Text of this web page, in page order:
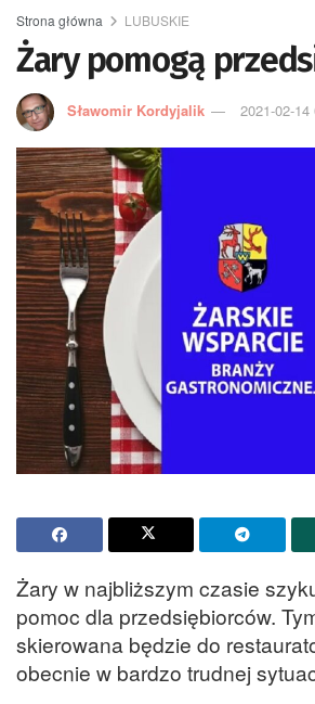
Strona główna LUBUSKIE
Żary pomogą
Sławomir Kordyjalik 2021-02-14
Żary w najbliższym czasie
pomoc dla przedsiębiorców.
skierowana będzie do
obecnie w bardzo trudnej